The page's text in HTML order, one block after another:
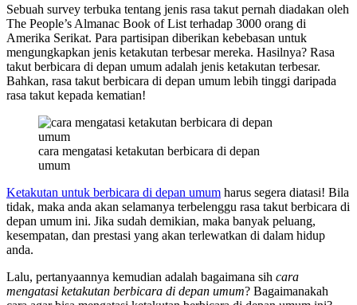
Sebuah survey terbuka tentang jenis rasa takut pernah diadakan oleh
The People’s Almanac Book of List terhadap 3000 orang di
Amerika Serikat. Para partisipan diberikan kebebasan untuk
mengungkapkan jenis ketakutan terbesar mereka. Hasilnya? Rasa
takut berbicara di depan umum adalah jenis ketakutan terbesar.
Bahkan, rasa takut berbicara di depan umum lebih tinggi daripada
rasa takut kepada kematian!
cara mengatasi ketakutan berbicara di depan
umum
Ketakutan untuk berbicara di depan umum harus segera diatasi! Bila
tidak, maka anda akan selamanya terbelenggu rasa takut berbicara di
depan umum ini. Jika sudah demikian, maka banyak peluang,
kesempatan, dan prestasi yang akan terlewatkan di dalam hidup
anda.
Lalu, pertanyaannya kemudian adalah bagaimana sih cara
mengatasi ketakutan berbicara di depan umum? Bagaimanakah